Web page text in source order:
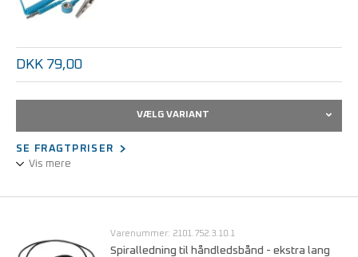
DKK 79,00
VÆLG VARIANT
SE FRAGTPRISER
Vis mere
Varenummer: 2101.752.3.10.1
Spiralledning til håndledsbånd - ekstra lang